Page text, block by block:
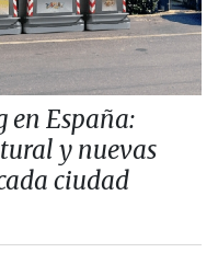
en España:
y nuevas
ciudad